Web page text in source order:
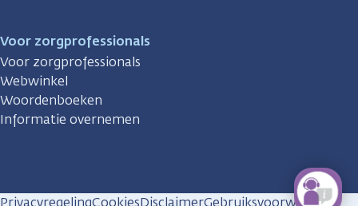
Voor zorgprofessionals
Voor zorgprofessionals
Webwinkel
Woordenboeken
Informatie overnemen
PrivacyregelingCookiesDisclaimerGebruiksvoorwaarden